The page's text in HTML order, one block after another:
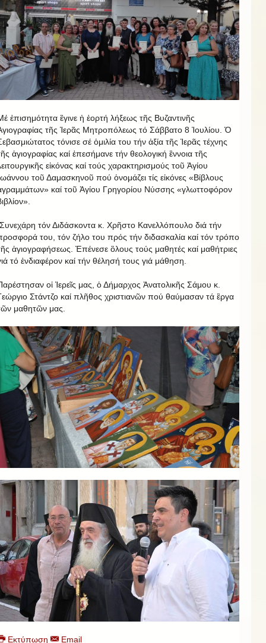
ἐπισημότητα ἒγινε ἡ ἐορτή λήξεως τῆς Βυζαντινῆς
τῆς Ἱερᾶς Μητροπόλεως τό Σάββατο 8 Ἰουλίου. Ὁ
τόνισε σέ ὁμιλία του τήν ἀξία τῆς Ἱερᾶς τέχνης
ἁγιογραφίας καί ἐπεσήμανε τήν θεολογική ἒννοια τῆς
εἰκόνας καί τούς χαρακτηρισμούς τοῦ Ἁγίου
τοῦ Δαμασκηνοῦ πού ὁνομάζει τίς εἰκόνες «Βίβλους
καί τοῦ Ἁγίου Γρηγορίου Νύσσης «γλωττοφόρον
τόν Διδάσκοντα κ. Χρῆστο Κανελλόπουλο διά τήν
του, τόν ζήλο του πρός τήν διδασκαλία καί τόν τρόπο
ἁγιογραφήσεως. Ἐπένεσε ὃλους τούς μαθητές καί μαθήτριες
τό ἐνδιαφέρον καί τήν θέλησή τους γιά μάθηση.
οἱ Ἱερεῖς μας, ὁ Δήμαρχος Ἀνατολικῆς Σάμου κ.
Στάντζο καί πλῆθος χριστιανῶν πού θαύμασαν τά ἒργα
μαθητῶν μας.
Εκτύπωση Email